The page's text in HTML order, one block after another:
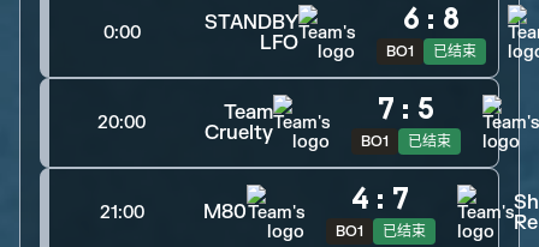
0:00
STANDBY
LFO
6 : 8
BO1 已结束
20:00
Team
Cruelty
7 : 5
BO1 已结束
21:00 M80 4 : 7
BO1 已结束